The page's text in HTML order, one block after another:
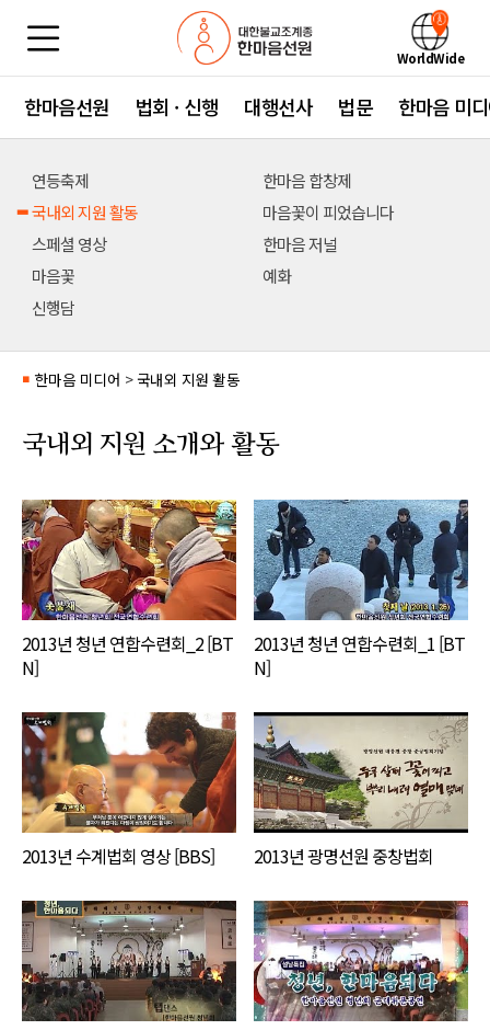
WorldWide
한마음선원 법회 · 신행 대행선사 법문 한마음 미
연등축제
한마음 합창제
국내외 지원 활동
마음꽃이 피었습니다
스페셜 영상
한마음 저널
마음꽃
예화
신행담
■ 한마음 미디어 >국내외 지원 활동
국내외 지원 소개와 활동
2013년 청년 연합수련회_2 [BT
N]
2013년 청년 연합수련회_1 [BT
N]
2013년 수계법회 영상 [BBS] 2013년 광명선원 중창법회